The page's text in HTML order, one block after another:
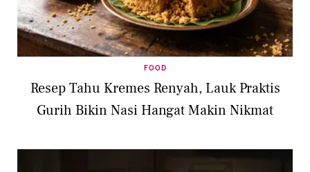
FOOD
Resep Tahu Kremes Renyah, Lauk Praktis
Gurih Bikin Nasi Hangat Makin Nikmat